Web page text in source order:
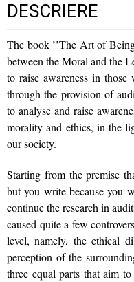
DESCRIERE
The book ’’The Art of
between the Moral and the
to raise awareness in
through the provision of
to analyse and raise
morality and ethics, in the
our society.
Starting from the premise
but you write because you
continue the research in
caused quite a few
level, namely, the ethical
perception of the
three equal parts that aim